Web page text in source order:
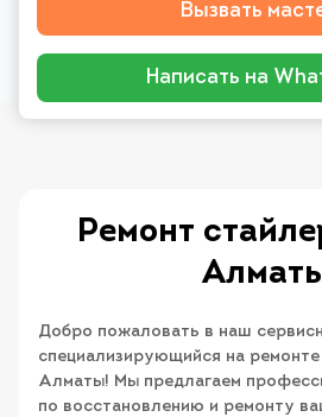
Вызвать
Написать на
Ремонт
Добро пожаловать в наш
специализирующийся на
Алматы! Мы предлагаем
по восстановлению и ремонту